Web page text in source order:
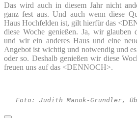
Das wird auch in diesem Jahr nicht
ganz fest aus. Und auch wenn diese
Haus Hochfelden ist, gilt hierfür das
diese Woche genießen. Ja, wir glauben
und wir ein anderes Haus und eine
Angebot ist wichtig und notwendig und
oder so. Deshalb genießen wir diese
freuen uns auf das <DENNOCH>.
Foto: Judith Manok-Grundler,